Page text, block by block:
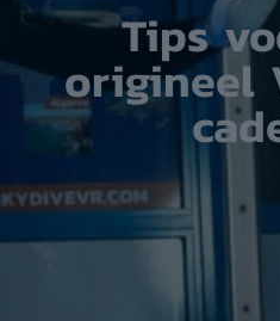
Tips
origineel